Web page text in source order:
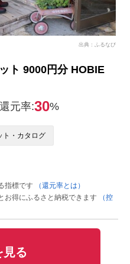
出典：ふるなび
ト 9000円分 HOBIE
還元率:30%
ト・カタログ
指標です
（還元率とは）
得にふるさと納税できます
（控
見る